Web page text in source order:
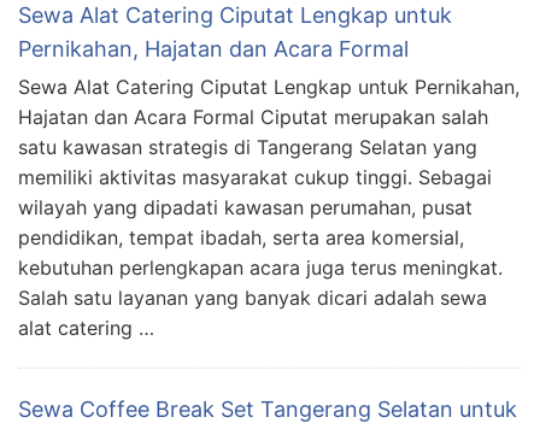
Sewa Alat Catering Ciputat Lengkap untuk
Pernikahan, Hajatan dan Acara Formal
Sewa Alat Catering Ciputat Lengkap untuk Pernikahan,
Hajatan dan Acara Formal Ciputat merupakan salah
satu kawasan strategis di Tangerang Selatan yang
memiliki aktivitas masyarakat cukup tinggi. Sebagai
wilayah yang dipadati kawasan perumahan, pusat
pendidikan, tempat ibadah, serta area komersial,
kebutuhan perlengkapan acara juga terus meningkat.
Salah satu layanan yang banyak dicari adalah sewa
alat catering …
Sewa Coffee Break Set Tangerang Selatan untuk